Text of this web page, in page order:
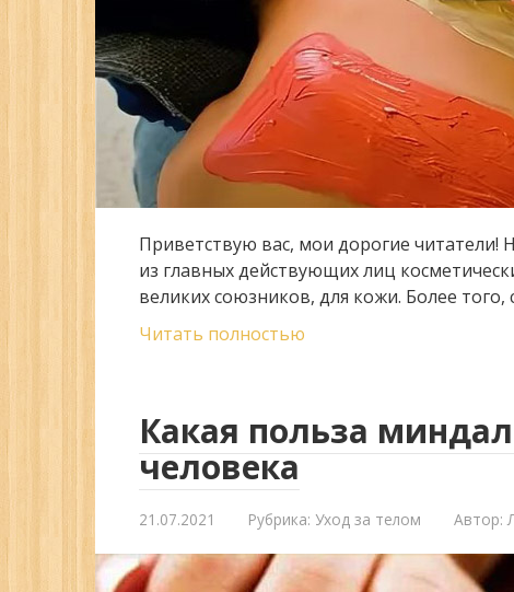
Приветствую вас, мои дорогие читатели!
из главных действующих лиц
великих союзников, для кожи. Более того,
Читать полностью
Какая польза
человека
21.07.2021 Рубрика: Уход за телом Автор: